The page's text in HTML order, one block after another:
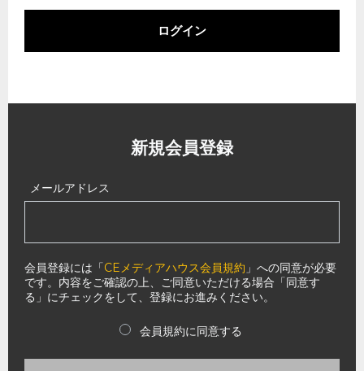
ログイン
新規会員登録
メールアドレス
会員登録には「CEメディアハウス会員規約 」への同意が必要
です。内容をご確認の上、ご同意いただける場合「同意す
る」にチェックをして、登録にお進みください。
会員規約に同意する